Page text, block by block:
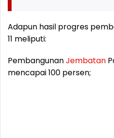
Adapun hasil progres
11 meliputi:
PembangunanJembatan
mencapai 100 persen;